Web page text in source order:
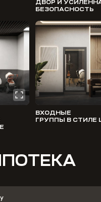
ДВОР И
БЕЗОПАСНОСТЬ
ВХОДНЫЕ
ГРУППЫ В СТИЛЕ